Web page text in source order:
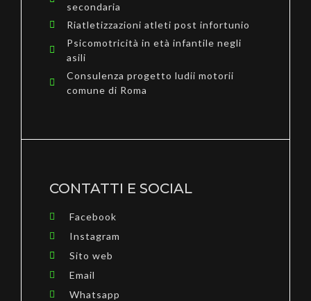
secondaria
Riatletizzazioni atleti post infortunio
Psicomotricità in età infantile negli
asili
Consulenza progetto ludii motorii
comune di Roma
CONTATTI E SOCIAL
Facebook
Instagram
Sito web
Email
Whatsapp